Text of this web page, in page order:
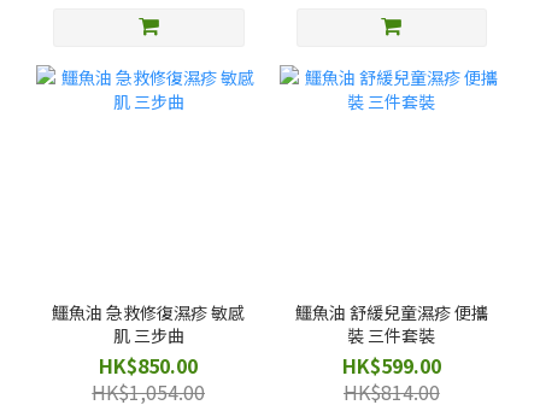
鱷魚油 急救修復濕疹 敏感
肌 三步曲
HK$850.00
HK$1,054.00
鱷魚油 舒緩兒童濕疹 便攜
裝 三件套裝
HK$599.00
HK$814.00